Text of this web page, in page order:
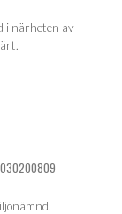
i närheten av